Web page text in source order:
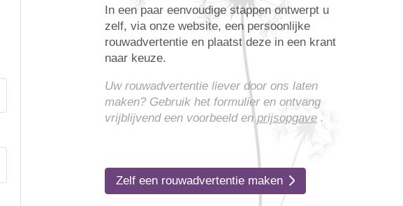
In een paar eenvoudige stappen ontwerpt u
zelf, via onze website, een persoonlijke
rouwadvertentie en plaatst deze in een krant
naar keuze.
Uw rouwadvertentie liever door ons laten
maken? Gebruik het formulier en ontvang
vrijblijvend een voorbeeld enprijsopgave.
Zelf een rouwadvertentie maken